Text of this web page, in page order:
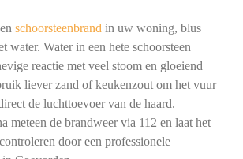
schoorsteenbrand in uw woning, blus
water. Water in een hete schoorsteen
reactie met veel stoom en gloeiend
liever zand of keukenzout om het vuur
de luchttoevoer van de haard.
meteen de brandweer via 112 en laat het
door een professionele